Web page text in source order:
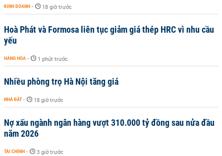
KINH DOANH - 18 giờ trước
Hoà Phát và Formosa liên tục giảm giá thép HRC vì nhu cầu
yếu
HÀNG HÓA - 1 phút trước
Nhiều phòng trọ Hà Nội tăng giá
NHÀ ĐẤT - 18 giờ trước
Nợ xấu ngành ngân hàng vượt 310.000 tỷ đồng sau nửa đầu
năm 2026
TÀI CHÍNH - 3 giờ trước